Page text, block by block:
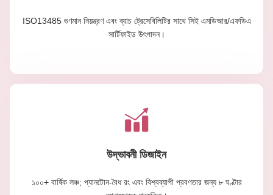
ISO13485 গুণমান নিয়ন্ত্রণ এবং ব্যাচ ট্রেসেবিলিটির সাথে সিই এমডিআর/এফডিএ
সার্টিফাইড উৎপাদন।
উদ্ভাবনী ডিজাইন
১০০+ বার্ষিক লঞ্চ; প্যানটোন-বৈধ রং এবং বিশ্বব্যাপী প্রবণতার জন্য ৮ ঘণ্টার